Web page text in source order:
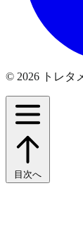
© 2026 トレタ
目次へ